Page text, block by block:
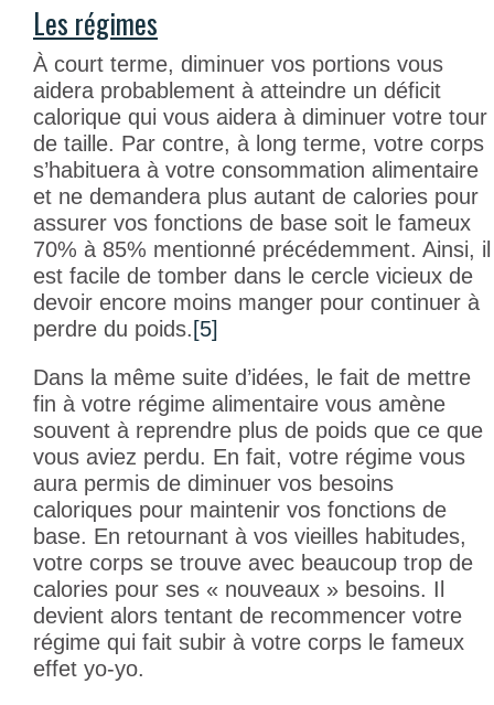
Les régimes
À court terme, diminuer vos portions vous
aidera probablement à atteindre un déficit
calorique qui vous aidera à diminuer votre tour
de taille. Par contre, à long terme, votre corps
s’habituera à votre consommation alimentaire
et ne demandera plus autant de calories pour
assurer vos fonctions de base soit le fameux
70% à 85% mentionné précédemment. Ainsi, il
est facile de tomber dans le cercle vicieux de
devoir encore moins manger pour continuer à
perdre du poids.[5]
Dans la même suite d’idées, le fait de mettre
fin à votre régime alimentaire vous amène
souvent à reprendre plus de poids que ce que
vous aviez perdu. En fait, votre régime vous
aura permis de diminuer vos besoins
caloriques pour maintenir vos fonctions de
base. En retournant à vos vieilles habitudes,
votre corps se trouve avec beaucoup trop de
calories pour ses « nouveaux » besoins. Il
devient alors tentant de recommencer votre
régime qui fait subir à votre corps le fameux
effet yo-yo.